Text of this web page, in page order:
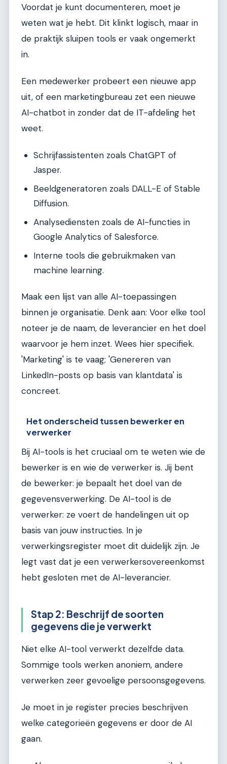
Voordat je kunt documenteren, moet je
weten wat je hebt. Dit klinkt logisch, maar in
de praktijk sluipen tools er vaak ongemerkt
in.
Een medewerker probeert een nieuwe app
uit, of een marketingbureau zet een nieuwe
AI-chatbot in zonder dat de IT-afdeling het
weet.
Schrijfassistenten zoals ChatGPT of
Jasper.
Beeldgeneratoren zoals DALL-E of Stable
Diffusion.
Analysediensten zoals de AI-functies in
Google Analytics of Salesforce.
Interne tools die gebruikmaken van
machine learning.
Maak een lijst van alle AI-toepassingen
binnen je organisatie. Denk aan: Voor elke tool
noteer je de naam, de leverancier en het doel
waarvoor je hem inzet. Wees hier specifiek.
'Marketing' is te vaag; 'Genereren van
LinkedIn-posts op basis van klantdata' is
concreet.
Het onderscheid tussen bewerker en
verwerker
Bij AI-tools is het cruciaal om te weten wie de
bewerker is en wie de verwerker is. Jij bent
de bewerker: je bepaalt het doel van de
gegevensverwerking. De AI-tool is de
verwerker: ze voert de handelingen uit op
basis van jouw instructies. In je
verwerkingsregister moet dit duidelijk zijn. Je
legt vast dat je een verwerkersovereenkomst
hebt gesloten met de AI-leverancier.
Stap 2: Beschrijf de soorten
gegevens die je verwerkt
Niet elke AI-tool verwerkt dezelfde data.
Sommige tools werken anoniem, andere
verwerken zeer gevoelige persoonsgegevens.
Je moet in je register precies beschrijven
welke categorieën gegevens er door de AI
gaan.